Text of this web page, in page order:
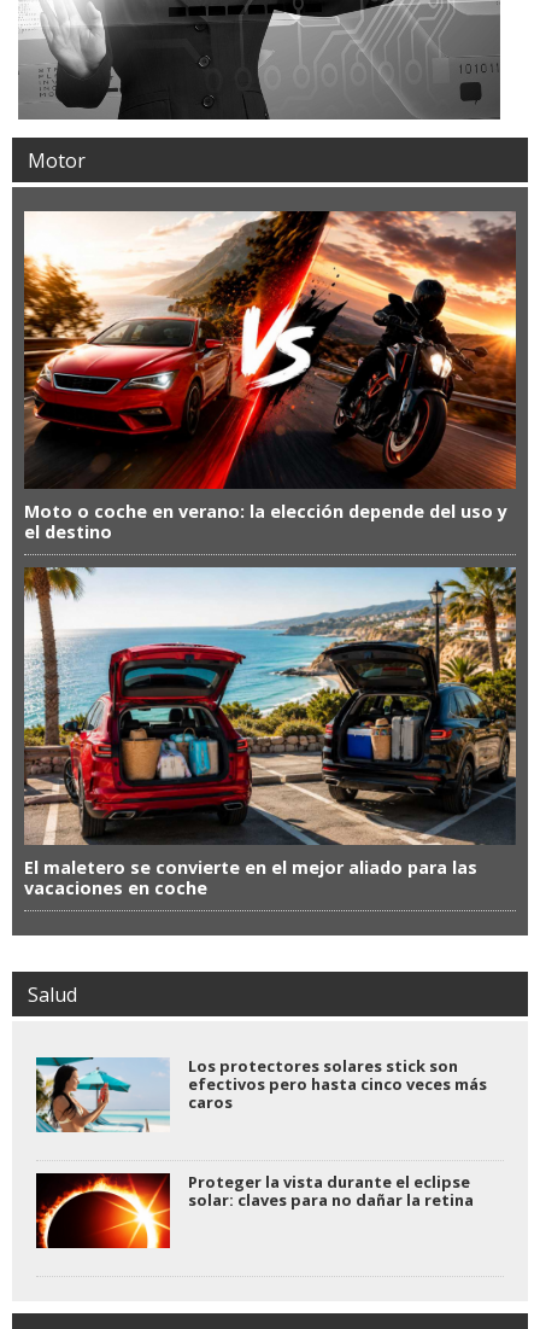
Motor
Moto o coche en verano: la elección depende del uso y
el destino
El maletero se convierte en el mejor aliado para las
vacaciones en coche
Salud
Los protectores solares stick son
efectivos pero hasta cinco veces más
caros
Proteger la vista durante el eclipse
solar: claves para no dañar la retina